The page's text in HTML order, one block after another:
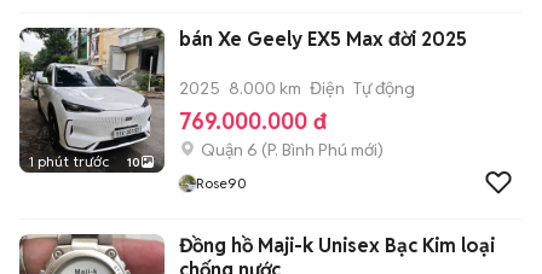
1 phút trước 10
bán Xe Geely EX5 Max đời 2025
2025 8.000 km Điện Tự động
769.000.000 đ
Quận 6 (P. Bình Phú mới)
Rose90
Đồng hồ Maji-k Unisex Bạc Kim loại